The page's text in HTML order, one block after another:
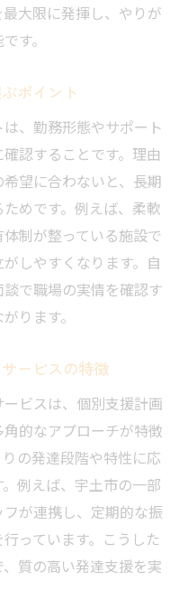
大限に発揮し、やりが
す。
ポイント
、勤務形態やサポート
認することです。理由
望に合わないと、長期
めです。例えば、柔軟
制が整っている施設で
しやすくなります。自
で職場の実情を確認す
ります。
ービスの特徴
ビスは、個別支援計画
的なアプローチが特徴
の発達段階や特性に応
例えば、宇土市の一部
が連携し、定期的な振
っています。こうした
質の高い発達支援を実